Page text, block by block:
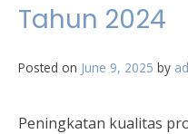
Tahun 2024
Posted on June 9, 2025 by
Peningkatan kualitas